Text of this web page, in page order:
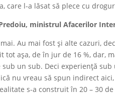
care l-a lăsat să plece cu
, ministrul Afacerilor
Au mai fost și alte cazuri,
tot așa, de în jur de 16 %, dar,
sub un sub. Deci experiență
nu vreau să spun indirect
s-a construit în 20 – 30